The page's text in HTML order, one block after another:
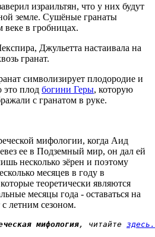
израильтян, что у них будут
земле. Сушёные гранаты
веке в гробницах.
Джульетта настаивала на
гранат.
символизирует плодородие и
это плод богини Геры, которую
с гранатом в руке.
мифологии, когда Аид
ее в Подземный мир, он дал ей
несколько зёрен и поэтому
месяцев в году в
теоретически являются
месяцы года - оставаться на
летним сезоном.
мифология, читайте здесь.